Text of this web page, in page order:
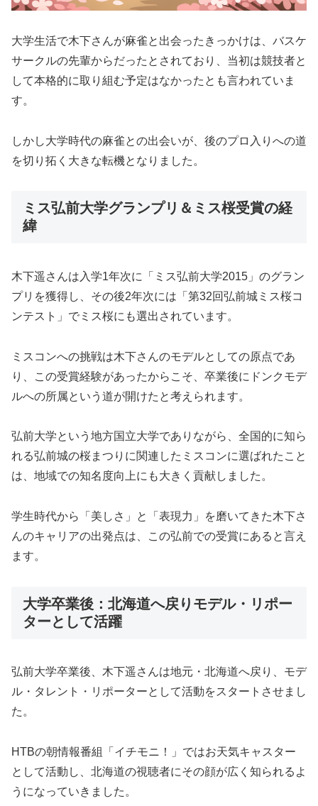
大学生活で木下さんが麻雀と出会ったきっかけは、バスケ
サークルの先輩からだったとされており、当初は競技者と
して本格的に取り組む予定はなかったとも言われていま
す。
しかし大学時代の麻雀との出会いが、後のプロ入りへの道
を切り拓く大きな転機となりました。
ミス弘前大学グランプリ＆ミス桜受賞の経
緯
木下遥さんは入学1年次に「ミス弘前大学2015」のグラン
プリを獲得し、その後2年次には「第32回弘前城ミス桜コ
ンテスト」でミス桜にも選出されています。
ミスコンへの挑戦は木下さんのモデルとしての原点であ
り、この受賞経験があったからこそ、卒業後にドンクモデ
ルへの所属という道が開けたと考えられます。
弘前大学という地方国立大学でありながら、全国的に知ら
れる弘前城の桜まつりに関連したミスコンに選ばれたこと
は、地域での知名度向上にも大きく貢献しました。
学生時代から「美しさ」と「表現力」を磨いてきた木下さ
んのキャリアの出発点は、この弘前での受賞にあると言え
ます。
大学卒業後：北海道へ戻りモデル・リポー
ターとして活躍
弘前大学卒業後、木下遥さんは地元・北海道へ戻り、モデ
ル・タレント・リポーターとして活動をスタートさせまし
た。
HTBの朝情報番組「イチモニ！」ではお天気キャスター
として活動し、北海道の視聴者にその顔が広く知られるよ
うになっていきました。